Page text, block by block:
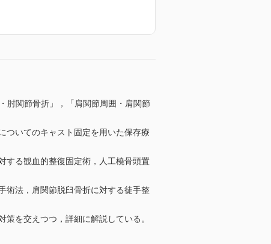
肘関節骨折」，「肩関節周囲・肩関節
ついてのキャスト固定を用いた保存療
する観血的整復固定術，人工橈骨頭置
術法，肩関節脱臼骨折に対する徒手整
を交えつつ，詳細に解説している。